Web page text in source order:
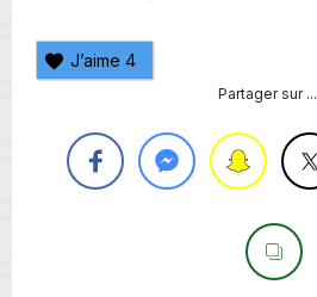
J’aime 4
Partager sur ...